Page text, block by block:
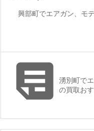
興部町でエアガン、モ
湧別町で
の買取お